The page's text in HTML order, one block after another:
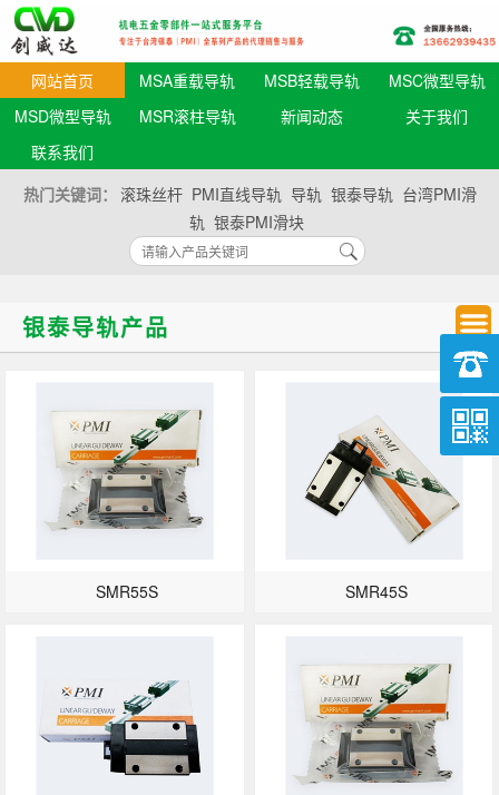
网站首页 MSA重载导轨 MSB轻载导轨
MSC微型导轨
MSD微型导轨
MSR滚柱导轨 新闻动态
关于我们
联系我们
热门关键词： 滚珠丝杆 PMI直线导轨 导轨 银泰导轨 台湾PMI滑
轨 银泰PMI滑块
银泰导轨产品
SMR55S SMR45S